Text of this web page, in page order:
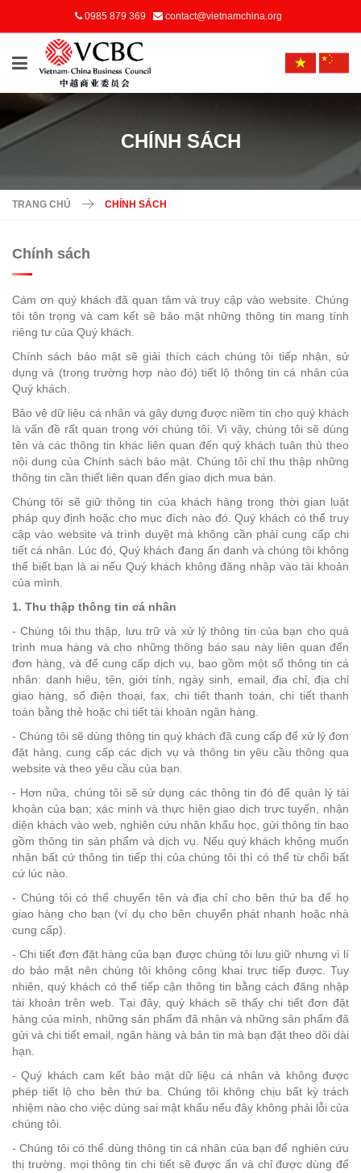
0985 879 369 contact@vietnamchina.org
CHÍNH SÁCH
TRANG CHỦ CHÍNH SÁCH
Chính sách
Cám ơn quý khách đã quan tâm và truy cập vào website. Chúng
tôi tôn trọng và cam kết sẽ bảo mật những thông tin mang tính
riêng tư của Quý khách.
Chính sách bảo mật sẽ giải thích cách chúng tôi tiếp nhận, sử
dụng và (trong trường hợp nào đó) tiết lộ thông tin cá nhân của
Quý khách.
Bảo vệ dữ liệu cá nhân và gây dựng được niềm tin cho quý khách
là vấn đề rất quan trọng với chúng tôi. Vì vậy, chúng tôi sẽ dùng
tên và các thông tin khác liên quan đến quý khách tuân thủ theo
nội dung của Chính sách bảo mật. Chúng tôi chỉ thu thập những
thông tin cần thiết liên quan đến giao dịch mua bán.
Chúng tôi sẽ giữ thông tin của khách hàng trong thời gian luật
pháp quy định hoặc cho mục đích nào đó. Quý khách có thể truy
cập vào website và trình duyệt mà không cần phải cung cấp chi
tiết cá nhân. Lúc đó, Quý khách đang ẩn danh và chúng tôi không
thể biết bạn là ai nếu Quý khách không đăng nhập vào tài khoản
của mình.
1. Thu thập thông tin cá nhân
- Chúng tôi thu thập, lưu trữ và xử lý thông tin của bạn cho quá
trình mua hàng và cho những thông báo sau này liên quan đến
đơn hàng, và để cung cấp dịch vụ, bao gồm một số thông tin cá
nhân: danh hiệu, tên, giới tính, ngày sinh, email, địa chỉ, địa chỉ
giao hàng, số điện thoại, fax, chi tiết thanh toán, chi tiết thanh
toán bằng thẻ hoặc chi tiết tài khoản ngân hàng.
- Chúng tôi sẽ dùng thông tin quý khách đã cung cấp để xử lý đơn
đặt hàng, cung cấp các dịch vụ và thông tin yêu cầu thông qua
website và theo yêu cầu của bạn.
- Hơn nữa, chúng tôi sẽ sử dụng các thông tin đó để quản lý tài
khoản của bạn; xác minh và thực hiện giao dịch trực tuyến, nhận
diện khách vào web, nghiên cứu nhân khẩu học, gửi thông tin bao
gồm thông tin sản phẩm và dịch vụ. Nếu quý khách không muốn
nhận bất cứ thông tin tiếp thị của chúng tôi thì có thể từ chối bất
cứ lúc nào.
- Chúng tôi có thể chuyển tên và địa chỉ cho bên thứ ba để họ
giao hàng cho bạn (ví dụ cho bên chuyển phát nhanh hoặc nhà
cung cấp).
- Chi tiết đơn đặt hàng của bạn được chúng tôi lưu giữ nhưng vì lí
do bảo mật nên chúng tôi không công khai trực tiếp được. Tuy
nhiên, quý khách có thể tiếp cận thông tin bằng cách đăng nhập
tài khoản trên web. Tại đây, quý khách sẽ thấy chi tiết đơn đặt
hàng của mình, những sản phẩm đã nhận và những sản phẩm đã
gửi và chi tiết email, ngân hàng và bản tin mà bạn đặt theo dõi dài
hạn.
- Quý khách cam kết bảo mật dữ liệu cá nhân và không được
phép tiết lộ cho bên thứ ba. Chúng tôi không chịu bất kỳ trách
nhiệm nào cho việc dùng sai mật khẩu nếu đây không phải lỗi của
chúng tôi.
- Chúng tôi có thể dùng thông tin cá nhân của bạn để nghiên cứu
thị trường. mọi thông tin chi tiết sẽ được ẩn và chỉ được dùng để